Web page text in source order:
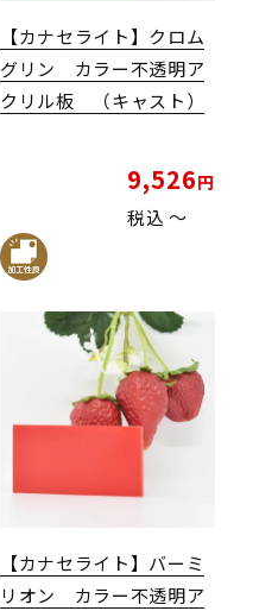
【カナセライト】クロム
グリン カラー不透明ア
クリル板 （キャスト）
9,526
税込 〜
【カナセライト】バーミ
リオン カラー不透明ア